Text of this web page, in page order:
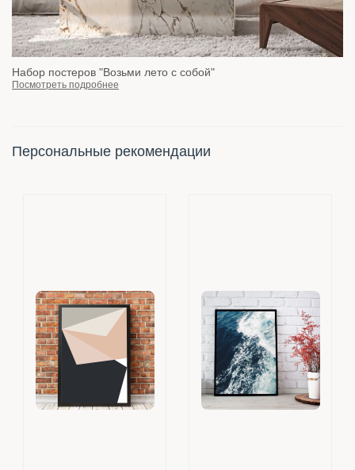
Набор постеров "Возьми лето с собой"
Посмотреть подробнее
Персональные рекомендации